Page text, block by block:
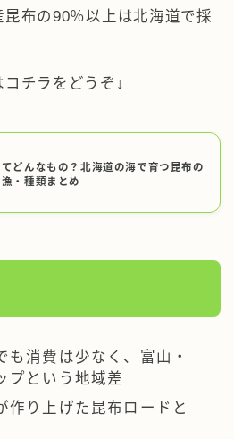
布の90％以上は北海道で採
チラをどうぞ↓
てどんなもの？北海道の海で育つ昆布の
・種類まとめ
も消費は少なく、富山・
プという地域差
作り上げた昆布ロードと